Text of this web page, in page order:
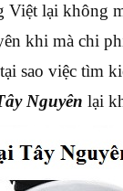
Việt lại không
khi mà chi
sao việc tìm
Nguyên lại